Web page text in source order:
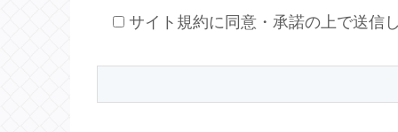
サイト規約に同意・承諾の上で送信